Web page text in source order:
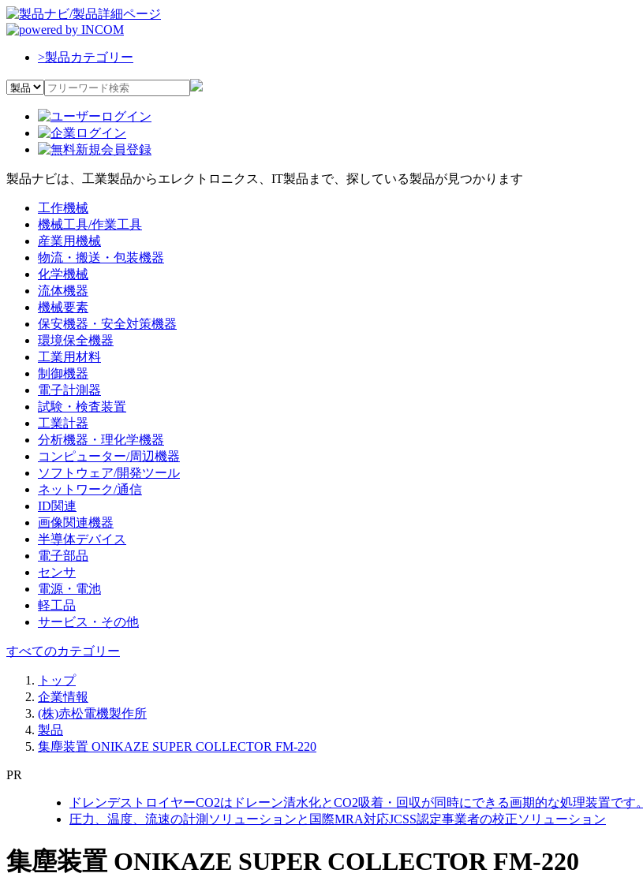
>製品カテゴリー
製品ナビは、工業製品からエレクトロニクス、IT製品まで、探している製品が見つかります
工作機械
機械工具/作業工具
産業用機械
物流・搬送・包装機器
化学機械
流体機器
機械要素
保安機器・安全対策機器
環境保全機器
工業用材料
制御機器
電子計測器
試験・検査装置
工業計器
分析機器・理化学機器
コンピューター/周辺機器
ソフトウェア/開発ツール
ネットワーク/通信
ID関連
画像関連機器
半導体デバイス
電子部品
センサ
電源・電池
軽工品
サービス・その他
すべてのカテゴリー
トップ
企業情報
(株)赤松電機製作所
製品
集塵装置 ONIKAZE SUPER COLLECTOR FM-220
PR
ドレンデストロイヤーCO2はドレーン清水化とCO2吸着・回収が同時にできる画期的な処理装置です。
圧力、温度、流速の計測ソリューションと国際MRA対応JCSS認定事業者の校正ソリューション
集塵装置 ONIKAZE SUPER COLLECTOR FM-220